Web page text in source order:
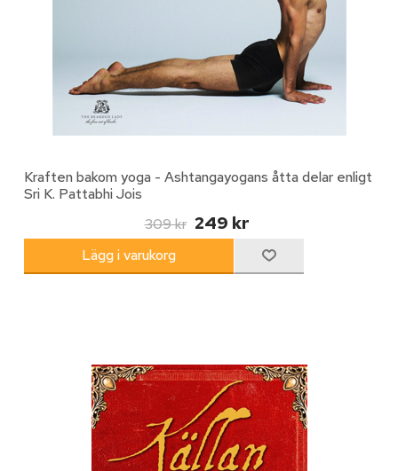
Kraften bakom yoga - Ashtangayogans åtta delar enligt
Sri K. Pattabhi Jois
309 kr 249 kr